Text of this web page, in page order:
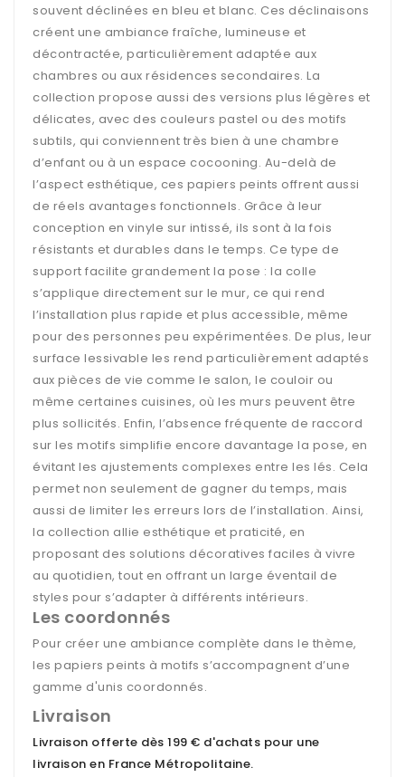
souvent déclinées en bleu et blanc. Ces déclinaisons
créent une ambiance fraîche, lumineuse et
décontractée, particulièrement adaptée aux
chambres ou aux résidences secondaires. La
collection propose aussi des versions plus légères et
délicates, avec des couleurs pastel ou des motifs
subtils, qui conviennent très bien à une chambre
d’enfant ou à un espace cocooning. Au-delà de
l’aspect esthétique, ces papiers peints offrent aussi
de réels avantages fonctionnels. Grâce à leur
conception en vinyle sur intissé, ils sont à la fois
résistants et durables dans le temps. Ce type de
support facilite grandement la pose : la colle
s’applique directement sur le mur, ce qui rend
l’installation plus rapide et plus accessible, même
pour des personnes peu expérimentées. De plus, leur
surface lessivable les rend particulièrement adaptés
aux pièces de vie comme le salon, le couloir ou
même certaines cuisines, où les murs peuvent être
plus sollicités. Enfin, l’absence fréquente de raccord
sur les motifs simplifie encore davantage la pose, en
évitant les ajustements complexes entre les lés. Cela
permet non seulement de gagner du temps, mais
aussi de limiter les erreurs lors de l’installation. Ainsi,
la collection allie esthétique et praticité, en
proposant des solutions décoratives faciles à vivre
au quotidien, tout en offrant un large éventail de
styles pour s’adapter à différents intérieurs.
Les coordonnés
Pour créer une ambiance complète dans le thème,
les papiers peints à motifs s’accompagnent d’une
gamme d'unis coordonnés.
Livraison
Livraison offerte dès 199 € d'achats pour une
livraison en France Métropolitaine.